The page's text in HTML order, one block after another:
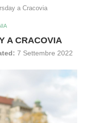
a Cracovia
A CRACOVIA
7 Settembre 2022